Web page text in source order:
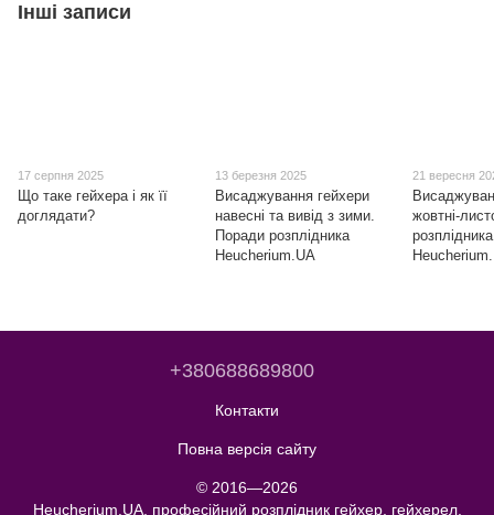
Інші записи
17 серпня 2025
Що таке гейхера і як її
доглядати?
13 березня 2025
Висаджування гейхери
навесні та вивід з зими.
Поради розплідника
Heucherium.UA
21 вересня
жовтні-
розплідника
+380688689800
Контакти
Повна версія сайту
© 2016—2026
Heucherium.UA, професійний розплідник гейхер, гейхерел,